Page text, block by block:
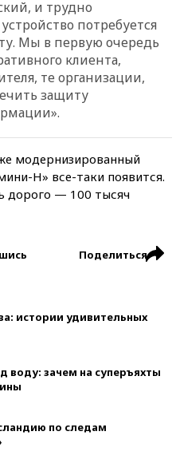
и трудно
потребуется
Мы в первую очередь
клиента,
те организации,
защиту
модернизированный
Н» все-таки появится.
дорого — 100 тысяч
Поделиться
истории удивительных
воду: зачем на суперъяхты
по следам